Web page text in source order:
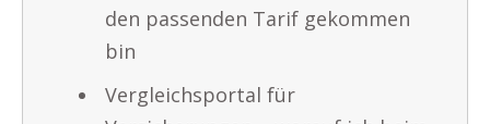
den passenden Tarif gekommen
bin
Vergleichsportal für